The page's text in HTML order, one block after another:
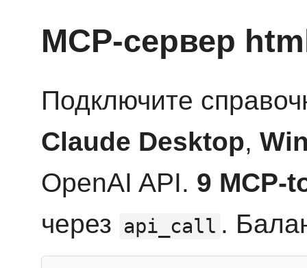
MCP-сервер
Подключите
Claude Desktop,
OpenAI API. 9 MCP-
через api_call .